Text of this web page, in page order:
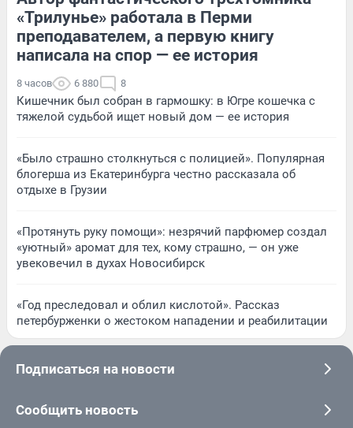
«Трилунье» работала в Перми
преподавателем, а первую книгу
написала на спор — ее история
8 часов 6 880 8
Кишечник был собран в гармошку: в Югре кошечка с
тяжелой судьбой ищет новый дом — ее история
«Было страшно столкнуться с полицией». Популярная
блогерша из Екатеринбурга честно рассказала об
отдыхе в Грузии
«Протянуть руку помощи»: незрячий парфюмер создал
«уютный» аромат для тех, кому страшно, — он уже
увековечил в духах Новосибирск
«Год преследовал и облил кислотой». Рассказ
петербурженки о жестоком нападении и реабилитации
Подписаться на новости
Сообщить новость